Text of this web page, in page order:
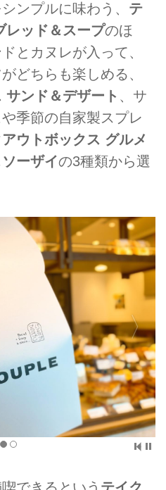
ンプルに味わう、 テ
レッド＆スープのほ
とカヌレが入って、
どちらも楽しめる、
ンド＆デザート 、サ
季節の自家製スプレ
ウトボックス グルメ
ーザイの3種類から選